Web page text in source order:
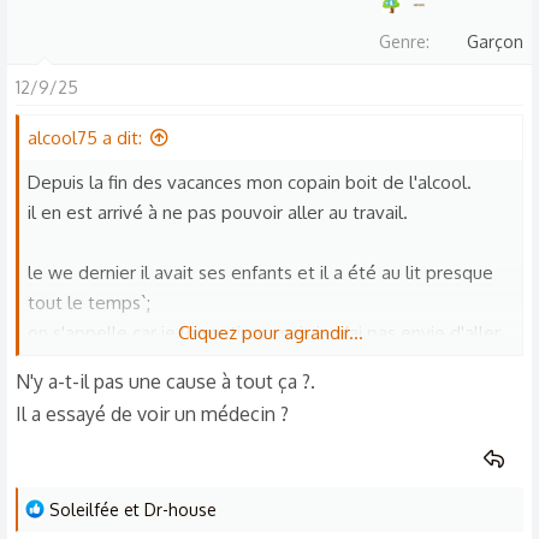
n
:
Genre Garçon
12/9/25
alcool75 a dit:
Depuis la fin des vacances mon copain boit de l'alcool.
il en est arrivé à ne pas pouvoir aller au travail.
le we dernier il avait ses enfants et il a été au lit presque
tout le temps`;
on s'appelle car je le soutiens mais je n'ai pas envie d'aller
il passe ses journées au lit, il me parle mais il dort tout le
temps
plus.
Cliquez pour agrandir...
N'y a-t-il pas une cause à tout ça ?.
Il a essayé de voir un médecin ?
L
Soleilfée et Dr-house